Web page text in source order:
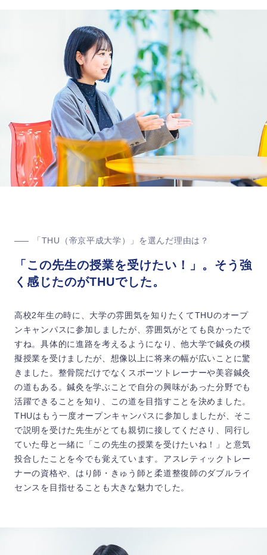
「THU（帝京平成大学）」を選んだ理由は？
「この先生の授業を受けたい！」。そう強
く感じたのがTHUでした。
高校2年生の時に、大学の雰囲気を知りたくてTHUのオープ
ンキャンパスに参加しましたが、雰囲気がとても良かったで
すね。具体的に進路を考えるようになり、他大学で鍼灸の模
擬授業を受けましたが、想像以上に将来の幅が広いことに驚
きました。整骨院だけでなくスポーツトレーナーや美容鍼灸
の道もある。鍼灸を学ぶことで自分の興味があった分野でも
活躍できることを知り、この道を目指すことを決めました。
THUはもう一度オープンキャンパスに参加しましたが、そこ
で説明を受けた先生がとても親切に接してくださり、同行し
ていた母と一緒に「この先生の授業を受けたいね！」と意気
投合したことを今でも覚えています。アスレティックトレー
ナーの資格や、はり師・きゅう師と柔道整復師のダブルライ
センスを目指せることも大きな魅力でした。